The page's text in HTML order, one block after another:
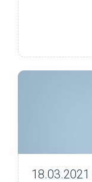
not free
18.03.2021